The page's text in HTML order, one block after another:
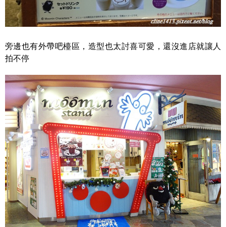
旁邊也有外帶吧檯區，造型也太討喜可愛，還沒進店就讓人
拍不停